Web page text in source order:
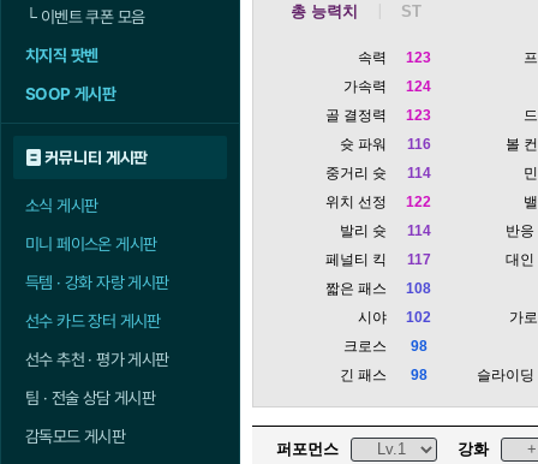
└이벤트 쿠폰 모음
치지직 팟벤
SOOP 게시판
커뮤니티 게시판
소식 게시판
미니 페이스온 게시판
득템 · 강화 자랑 게시판
선수 카드 장터 게시판
선수 추천 · 평가 게시판
팀 · 전술 상담 게시판
감독모드 게시판
총 능력치
속력
123
가속력
124
골 결정력
123
슛 파워
116
중거리 슛
114
위치 선정
122
발리 슛
114
페널티 킥
117
짧은 패스
108
시야
102
크로스
98
긴 패스
98
볼
반응
대인
가
슬라이딩
퍼포먼스 강화